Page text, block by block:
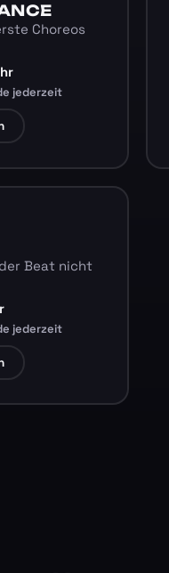
Choreos
jederzeit
Beat nicht
jederzeit